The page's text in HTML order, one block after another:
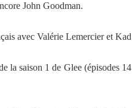
John Goodman.
avec Valérie Lemercier et Kad
la saison 1 de Glee (épisodes 14